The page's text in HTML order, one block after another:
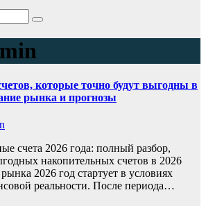
которые точно будут выгодны в
рынка и прогнозы
счета 2026 года: полный разбор,
накопительных счетов в 2026
2026 год стартует в условиях
реальности. После периода…